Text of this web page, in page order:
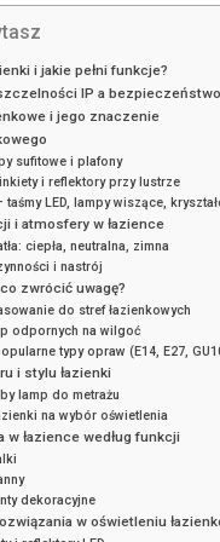
i jakie pełni funkcje?
IP a bezpieczeństwo
i jego znaczenie
sufitowe i plafony
i reflektory przy lustrze
LED, lampy wiszące,
i atmosfery w łazience
ciepła, neutralna, zimna
i nastrój
zwrócić uwagę?
do stref łazienkowych
odpornych na wilgoć
typy opraw (E14, E27,
i stylu łazienki
lamp do metrażu
na wybór oświetlenia
łazience według funkcji
dekoracyjne
w oświetleniu